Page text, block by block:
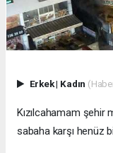
Erkek| Kadın
Kızılcahamam şehir
sabaha karşı henüz